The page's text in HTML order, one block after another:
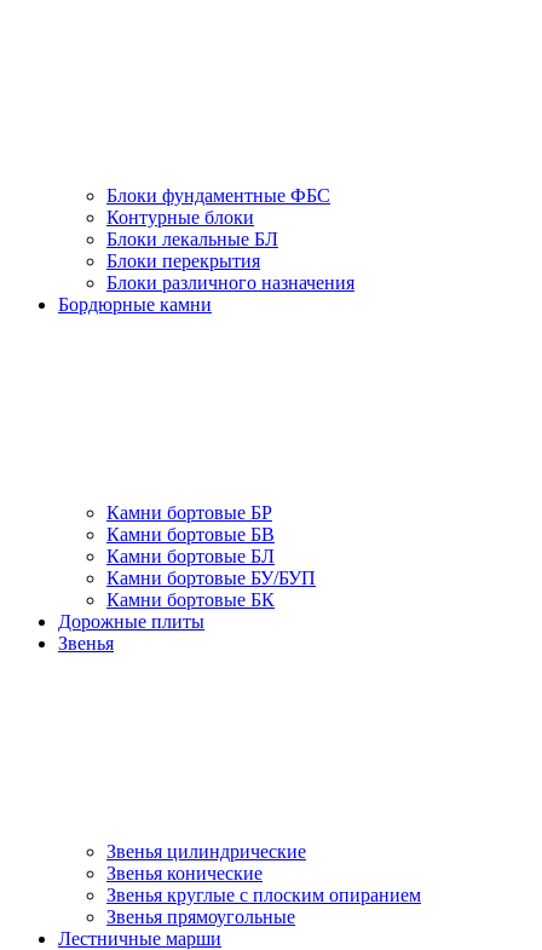
Блоки фундаментные ФБС
Контурные блоки
Блоки лекальные БЛ
Блоки перекрытия
Блоки различного назначения
Бордюрные камни
Камни бортовые БР
Камни бортовые БВ
Камни бортовые БЛ
Камни бортовые БУ/БУП
Камни бортовые БК
Дорожные плиты
Звенья
Звенья цилиндрические
Звенья конические
Звенья круглые с плоским опиранием
Звенья прямоугольные
Лестничные марши